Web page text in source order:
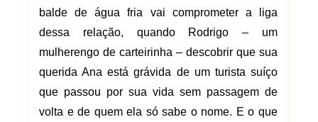
balde de água fria vai comprometer a liga
dessa relação, quando Rodrigo – um
mulherengo de carteirinha – descobrir que sua
querida Ana está grávida de um turista suíço
que passou por sua vida sem passagem de
volta e de quem ela só sabe o nome. E o que